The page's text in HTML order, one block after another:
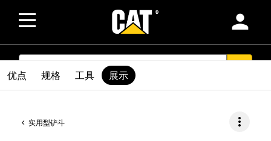
person
SEARCH
实用型铲斗 more_vert
优点 规格 工具 展示